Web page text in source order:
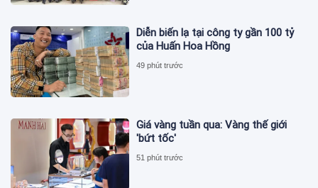
Diễn biến lạ tại công ty gần 100 tỷ
của Huấn Hoa Hồng
49 phút trước
Giá vàng tuần qua: Vàng thế giới
'bứt tốc'
51 phút trước